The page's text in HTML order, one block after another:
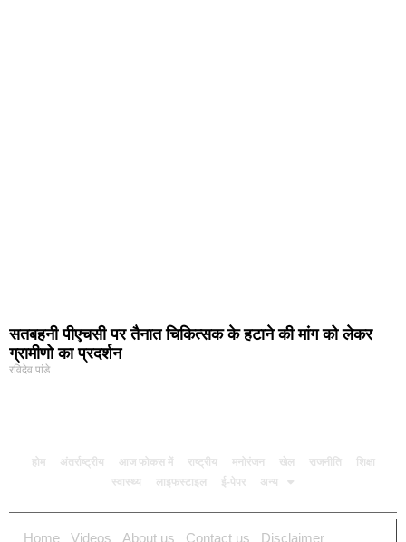
सतबहनी पीएचसी पर तैनात चिकित्सक के हटाने की मांग को लेकर
ग्रामीणो का प्रदर्शन
रविदेव पांडे
होम अंतर्राष्ट्रीय आज फोकस में राष्ट्रीय मनोरंजन खेल राजनीति
शिक्षा
स्वास्थ्य
लाइफस्टाइल ई-पेपर अन्य
Home Videos About us Contact us Disclaimer